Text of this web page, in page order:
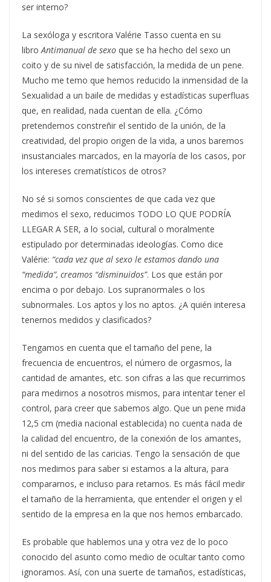
ser interno?
La sexóloga y escritora Valérie Tasso cuenta en su
libroAntimanual de sexo que se ha hecho del sexo un
coito y de su nivel de satisfacción, la medida de un pene.
Mucho me temo que hemos reducido la inmensidad de la
Sexualidad a un baile de medidas y estadísticas superfluas
que, en realidad, nada cuentan de ella. ¿Cómo
pretendemos constreñir el sentido de la unión, de la
creatividad, del propio origen de la vida, a unos baremos
insustanciales marcados, en la mayoría de los casos, por
los intereses crematísticos de otros?
No sé si somos conscientes de que cada vez que
medimos el sexo, reducimos TODO LO QUE PODRÍA
LLEGAR A SER, a lo social, cultural o moralmente
estipulado por determinadas ideologías. Como dice
Valérie: “cada vez que al sexo le estamos dando una
“medida”, creamos “disminuidos”. Los que están por
encima o por debajo. Los supranormales o los
subnormales. Los aptos y los no aptos. ¿A quién interesa
tenernos medidos y clasificados?
Tengamos en cuenta que el tamaño del pene, la
frecuencia de encuentros, el número de orgasmos, la
cantidad de amantes, etc. son cifras a las que recurrimos
para medirnos a nosotros mismos, para intentar tener el
control, para creer que sabemos algo. Que un pene mida
12,5 cm (media nacional establecida) no cuenta nada de
la calidad del encuentro, de la conexión de los amantes,
ni del sentido de las caricias. Tengo la sensación de que
nos medimos para saber si estamos a la altura, para
compararnos, e incluso para retarnos. Es más fácil medir
el tamaño de la herramienta, que entender el origen y el
sentido de la empresa en la que nos hemos embarcado.
Es probable que hablemos una y otra vez de lo poco
conocido del asunto como medio de ocultar tanto como
ignoramos. Así, con una suerte de tamaños, estadísticas,